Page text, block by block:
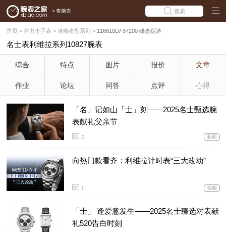
> 查腕表 搜索
首页 > 劳力士手表 > 潜航者型系列 > 116610LV-97200 绿盘综述
名士表利维拉系列10827腕表
综合 特点 图片 报价 文章
作业 论坛 问答 点评 心得
「名」记如山「士」刻——2025名士甄选腕
表献礼父亲节
2 新闻
向热门款看齐：利维拉计时表“三大改动”
1 视频
「士」 逢爱意发生——2025名士臻选对表献
礼520告白时刻